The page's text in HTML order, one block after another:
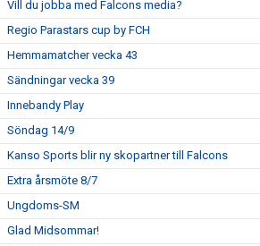
Vill du jobba med Falcons media?
Regio Parastars cup by FCH
Hemmamatcher vecka 43
Sändningar vecka 39
Innebandy Play
Söndag 14/9
Kanso Sports blir ny skopartner till Falcons
Extra årsmöte 8/7
Ungdoms-SM
Glad Midsommar!